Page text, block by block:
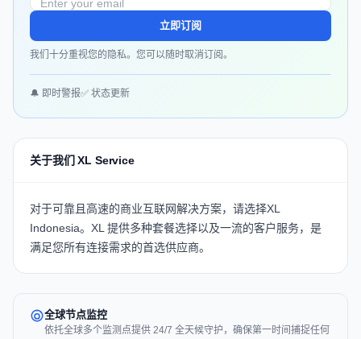
立即订阅
我们十分重视您的隐私。您可以随时取消订阅。
🔔 即时警报✅ 状态更新
关于我们 XL Service
对于可靠且高速的商业互联网解决方案，请选择XL
Indonesia。XL 提供多种套餐选择以及一流的客户服务，是
满足您所有连接需求的首选供应商。
全球节点监控
依托全球多个监测点提供 24/7 全天候守护，确保第一时间捕捉任何